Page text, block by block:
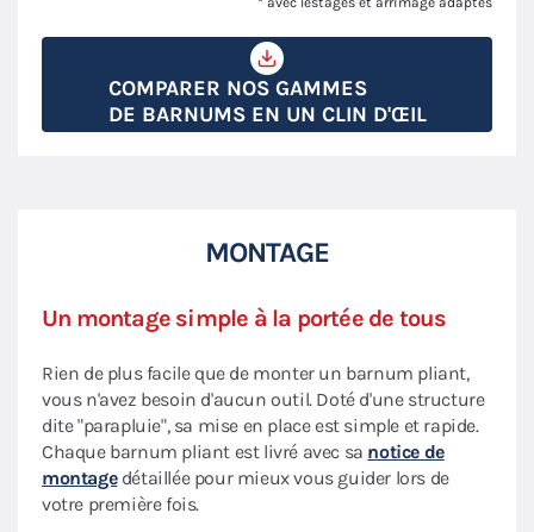
COMPARER NOS GAMMES
DE BARNUMS EN UN CLIN D'ŒIL
MONTAGE
Un montage simple à la portée de tous
Rien de plus facile que de monter un barnum pliant,
vous n'avez besoin d'aucun outil. Doté d'une structure
dite "parapluie", sa mise en place est simple et rapide.
Chaque barnum pliant est livré avec sa notice de
montagedétaillée pour mieux vous guider lors de
votre première fois.